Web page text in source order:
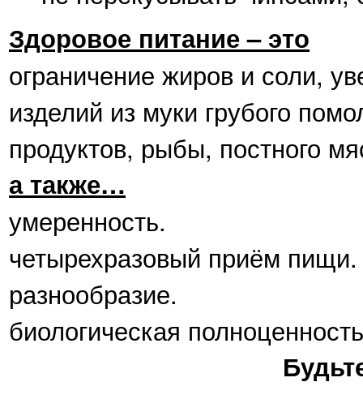
Здоровое питание – это
ограничение жиров и соли,
изделий из муки грубого
продуктов, рыбы, постного
а также…
умеренность.
четырехразовый приём пищи.
разнообразие.
биологическая